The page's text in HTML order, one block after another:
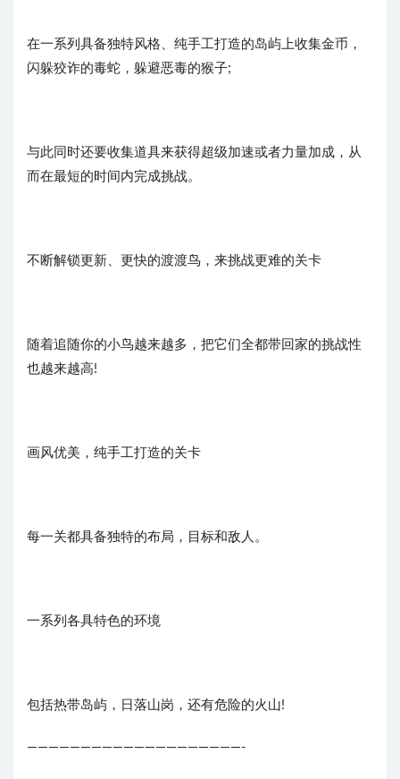
在一系列具备独特风格、纯手工打造的岛屿上收集金币，
闪躲狡诈的毒蛇，躲避恶毒的猴子;
与此同时还要收集道具来获得超级加速或者力量加成，从
而在最短的时间内完成挑战。
不断解锁更新、更快的渡渡鸟，来挑战更难的关卡
随着追随你的小鸟越来越多，把它们全都带回家的挑战性
也越来越高!
画风优美，纯手工打造的关卡
每一关都具备独特的布局，目标和敌人。
一系列各具特色的环境
包括热带岛屿，日落山岗，还有危险的火山!
————————————————————-